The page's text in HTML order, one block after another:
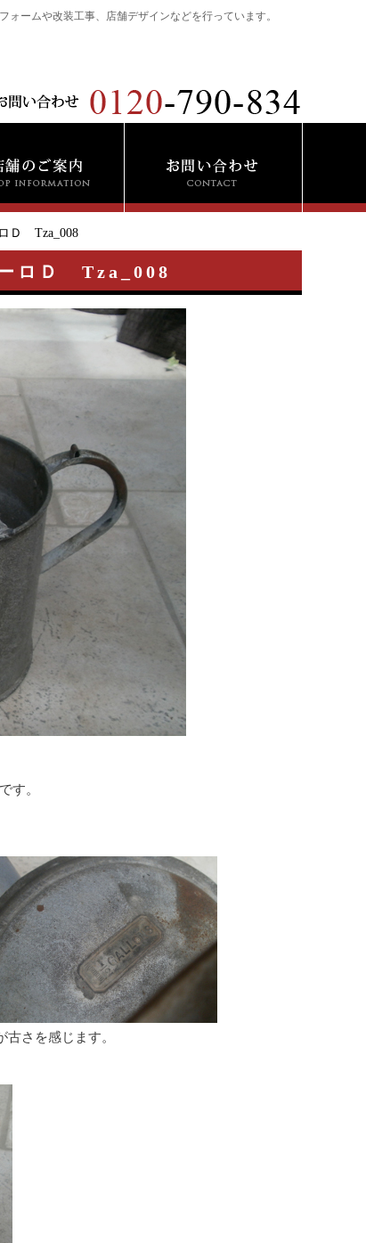
ームや改装工事、店舗デザインなどを行っています。
Ｄ Tza_008
ロＤ Tza_008
す。
古さを感じます。